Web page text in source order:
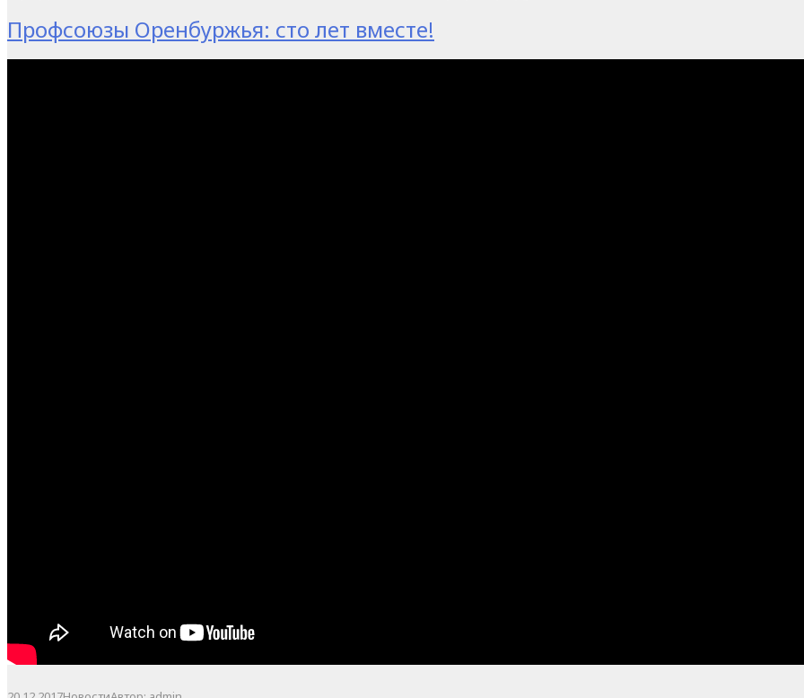
Профсоюзы Оренбуржья: сто лет вместе!